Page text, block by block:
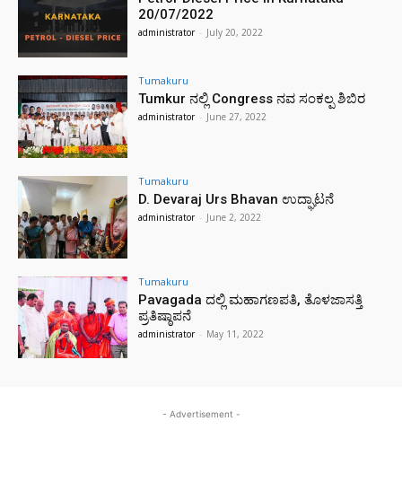
20/07/2022
administrator - July 20, 2022
Tumakuru
Tumkur ನಲ್ಲಿ Congress ನವ ಸಂಕಲ್ಪ ಶಿಬಿರ
administrator - June 27, 2022
Tumakuru
D. Devaraj Urs Bhavan ಉದ್ಘಾಟನೆ
administrator - June 2, 2022
Tumakuru
Pavagada ದಲ್ಲಿ ಮಹಾಗಣಪತಿ, ತೊಳಜಾಸತ್ತಿ
ಪ್ರತಿಷ್ಠಾಪನೆ
administrator - May 11, 2022
- Advertisement -